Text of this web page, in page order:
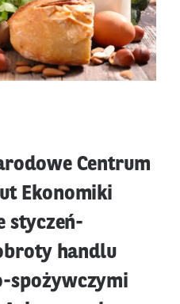
Centrum
Ekonomiki
styczeń-
handlu
spożywczymi